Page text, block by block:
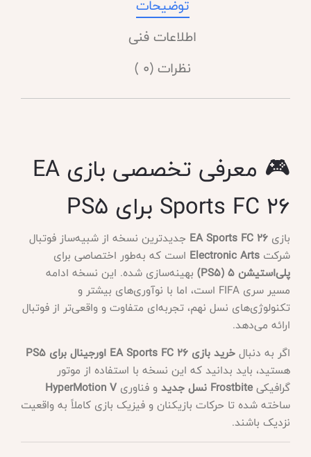
توضیحات
اطلاعات فنی
نظرات (0 )
🎮 معرفی تخصصی بازی EA
Sports FC 26 برای PS5
بازی EA Sports FC 26 جدیدترین نسخه از شبیه‌ساز فوتبال
شرکت Electronic Arts است که به‌طور اختصاصی برای
پلی‌استیشن 5 (PS5)
بهینه‌سازی شده. این نسخه ادامه
مسیر سری FIFA است، اما با نوآوری‌های بیشتر و
تکنولوژی‌های نسل نهم، تجربه‌ای متفاوت و واقعی‌تر از فوتبال
ارائه می‌دهد.
اگر به دنبالخرید بازی EA Sports FC 26 اورجینال برای PS5
هستید، باید بدانید که این نسخه با استفاده از موتور
گرافیکیFrostbite نسل جدید و فناوری HyperMotion V
ساخته شده تا حرکات بازیکنان و فیزیک بازی کاملاً به واقعیت
نزدیک باشند.